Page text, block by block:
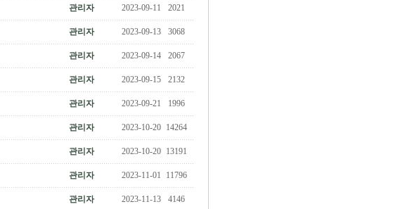
관리자 2023-09-11 2021
관리자 2023-09-13 3068
관리자 2023-09-14 2067
관리자 2023-09-15 2132
관리자 2023-09-21 1996
관리자 2023-10-20 14264
관리자 2023-10-20 13191
관리자 2023-11-01 11796
관리자 2023-11-13 4146